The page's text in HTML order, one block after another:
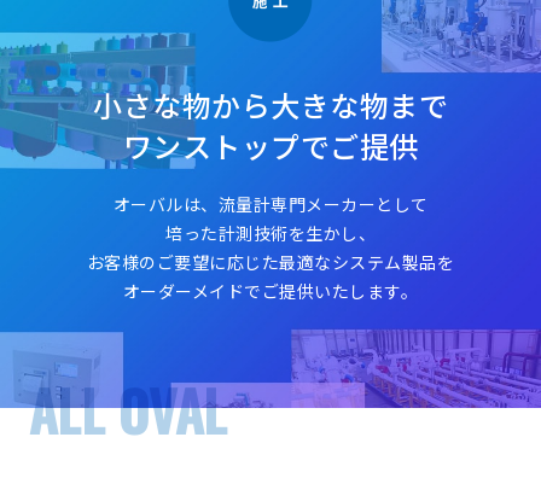
小さな物から大きな物まで
ワンストップでご提供
オーバルは、流量計専門メーカーとして
培った計測技術を生かし、
お客様のご要望に応じた最適なシステム製品を
オーダーメイドでご提供いたします。